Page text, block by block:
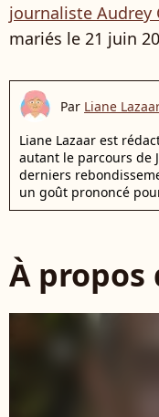
journaliste Audrey
mariés le 21 juin
Par Liane
Liane Lazaar est
autant le parcours de
derniers
un goût prononcé
À propos